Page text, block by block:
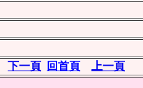
下一頁 回首頁
上一頁